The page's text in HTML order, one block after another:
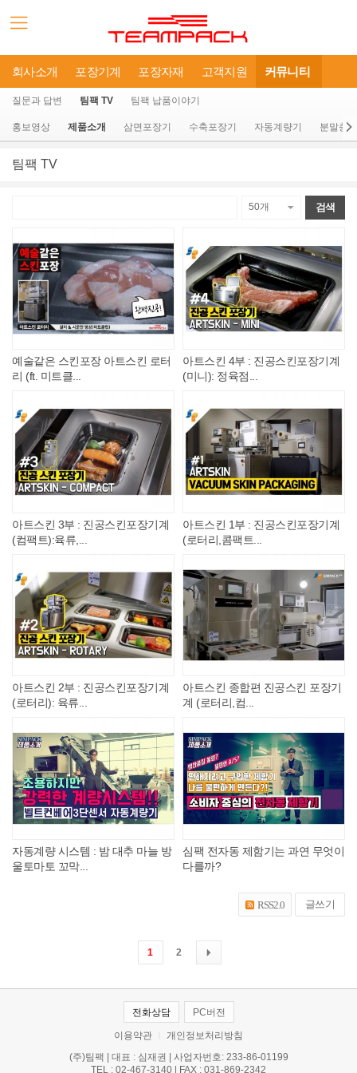
회사소개 포장기계 포장자재 고객지원 커뮤니티
질문과 답변 팀팩 TV 팀팩 납품이야기
홍보영상 제품소개 삼면포장기 수축포장기 자동계량기 분말충
팀팩 TV
예술같은 스킨포장 아트스킨 로터
리 (ft. 미트클...
아트스킨 4부 : 진공스킨포장기계
(미니): 정육점...
아트스킨 3부 : 진공스킨포장기계
(컴팩트):육류,...
아트스킨 1부 : 진공스킨포장기계
(로터리,콤팩트...
아트스킨 2부 : 진공스킨포장기계
(로터리): 육류...
아트스킨 종합편 진공스킨 포장기
계 (로터리,컴...
자동계량 시스템 : 밤 대추 마늘 방
울토마토 꼬막...
심팩 전자동 제함기는 과연 무엇이
다를까?
RSS2.0 글쓰기
1 2
전화상담 PC버전
이용약관
개인정보처리방침
(주)팀팩 | 대표 : 심재권 | 사업자번호: 233-86-01199
TEL : 02-467-3140 | FAX : 031-869-2342